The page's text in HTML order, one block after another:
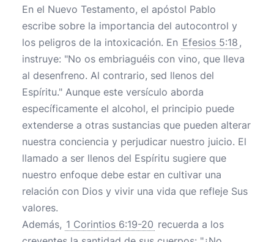
En el Nuevo Testamento, el apóstol Pablo
escribe sobre la importancia del autocontrol y
los peligros de la intoxicación. En Efesios 5:18 ,
instruye: "No os embriaguéis con vino, que lleva
al desenfreno. Al contrario, sed llenos del
Espíritu." Aunque este versículo aborda
específicamente el alcohol, el principio puede
extenderse a otras sustancias que pueden alterar
nuestra conciencia y perjudicar nuestro juicio. El
llamado a ser llenos del Espíritu sugiere que
nuestro enfoque debe estar en cultivar una
relación con Dios y vivir una vida que refleje Sus
valores.
Además, 1 Corintios 6:19-20 recuerda a los